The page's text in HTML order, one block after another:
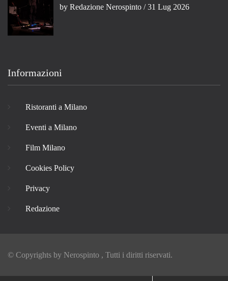
by Redazione Nerospinto / 31 Lug 2026
Informazioni
Ristoranti a Milano
Eventi a Milano
Film Milano
Cookies Policy
Privacy
Redazione
© Copyrights by Nerospinto , Tutti i diritti riservati.